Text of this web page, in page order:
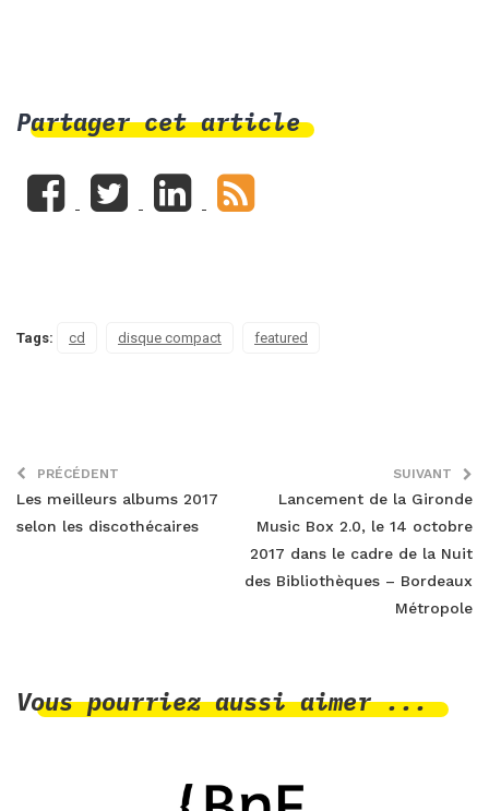
Partager cet article
Tags: cd disque compact featured
PRÉCÉDENT
Les meilleurs albums 2017
selon les discothécaires
SUIVANT
Lancement de la Gironde
Music Box 2.0, le 14 octobre
2017 dans le cadre de la Nuit
des Bibliothèques – Bordeaux
Métropole
Vous pourriez aussi aimer ...